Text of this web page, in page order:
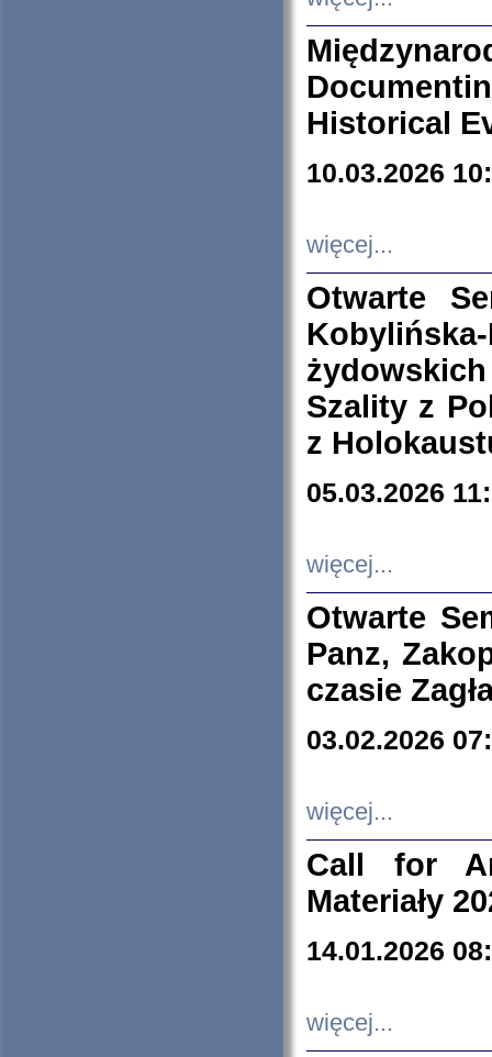
Historical
10.03.2026
więcej...
Otwarte
Szality z
z
05.03.2026
więcej...
Otwarte
Panz,
czasie
03.02.2026
więcej...
Call for
Materiały
14.01.2026
więcej...